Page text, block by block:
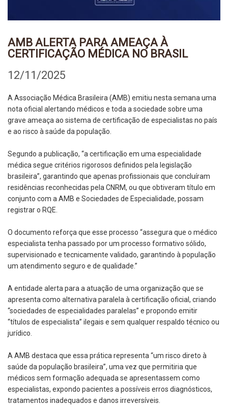
AMB ALERTA PARA AMEAÇA À
CERTIFICAÇÃO MÉDICA NO BRASIL
12/11/2025
A Associação Médica Brasileira (AMB) emitiu nesta semana uma
nota oficial alertando médicos e toda a sociedade sobre uma
grave ameaça ao sistema de certificação de especialistas no país
e ao risco à saúde da população.
Segundo a publicação, “a certificação em uma especialidade
médica segue critérios rigorosos definidos pela legislação
brasileira”, garantindo que apenas profissionais que concluíram
residências reconhecidas pela CNRM, ou que obtiveram título em
conjunto com a AMB e Sociedades de Especialidade, possam
registrar o RQE.
O documento reforça que esse processo “assegura que o médico
especialista tenha passado por um processo formativo sólido,
supervisionado e tecnicamente validado, garantindo à população
um atendimento seguro e de qualidade.”
A entidade alerta para a atuação de uma organização que se
apresenta como alternativa paralela à certificação oficial, criando
“sociedades de especialidades paralelas” e propondo emitir
“títulos de especialista” ilegais e sem qualquer respaldo técnico ou
jurídico.
A AMB destaca que essa prática representa “um risco direto à
saúde da população brasileira”, uma vez que permitiria que
médicos sem formação adequada se apresentassem como
especialistas, expondo pacientes a possíveis erros diagnósticos,
tratamentos inadequados e danos irreversíveis.